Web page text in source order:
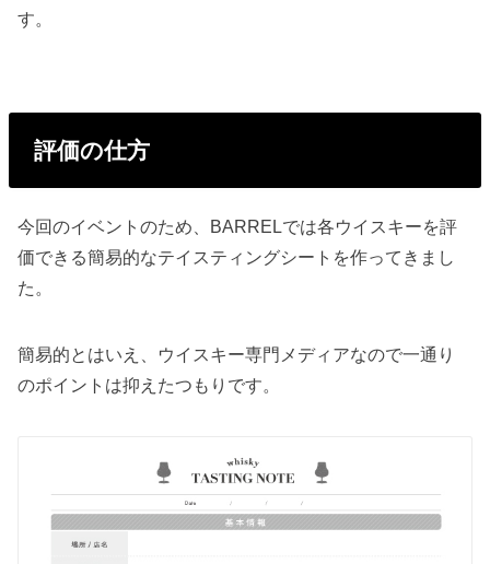
す。
評価の仕方
今回のイベントのため、BARRELでは各ウイスキーを評
価できる簡易的なテイスティングシートを作ってきまし
た。
簡易的とはいえ、ウイスキー専門メディアなので一通り
のポイントは抑えたつもりです。